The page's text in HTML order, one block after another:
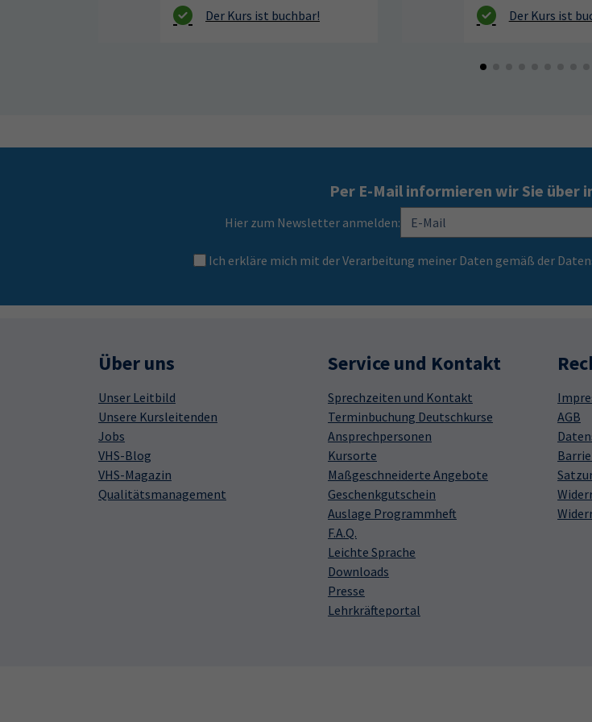
Per E-Mail informieren wir Sie über
Hier zum Newsletter anmelden:
Ich erkläre mich mit der Verarbeitung meiner Daten gemäß der
Über uns
Unser Leitbild
Unsere Kursleitenden
Jobs
VHS-Blog
VHS-Magazin
Qualitätsmanagement
Service und Kontakt
Sprechzeiten und Kontakt
Terminbuchung Deutschkurse
Ansprechpersonen
Kursorte
Maßgeschneiderte Angebote
Geschenkgutschein
Auslage Programmheft
F.A.Q.
Leichte Sprache
Downloads
Presse
Lehrkräfteportal
AGB